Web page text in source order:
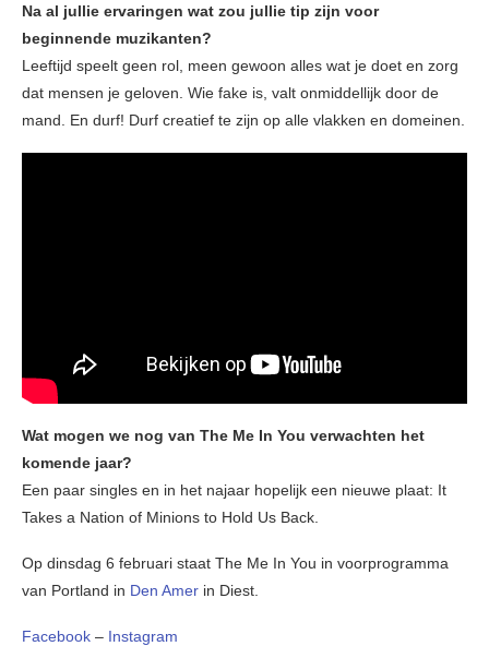
Na al jullie ervaringen wat zou jullie tip zijn voor
beginnende muzikanten?
Leeftijd speelt geen rol, meen gewoon alles wat je doet en zorg
dat mensen je geloven. Wie fake is, valt onmiddellijk door de
mand. En durf! Durf creatief te zijn op alle vlakken en domeinen.
Wat mogen we nog van The Me In You verwachten het
komende jaar?
Een paar singles en in het najaar hopelijk een nieuwe plaat: It
Takes a Nation of Minions to Hold Us Back.
Op dinsdag 6 februari staat The Me In You in voorprogramma
van Portland in Den Amer in Diest.
Facebook – Instagram